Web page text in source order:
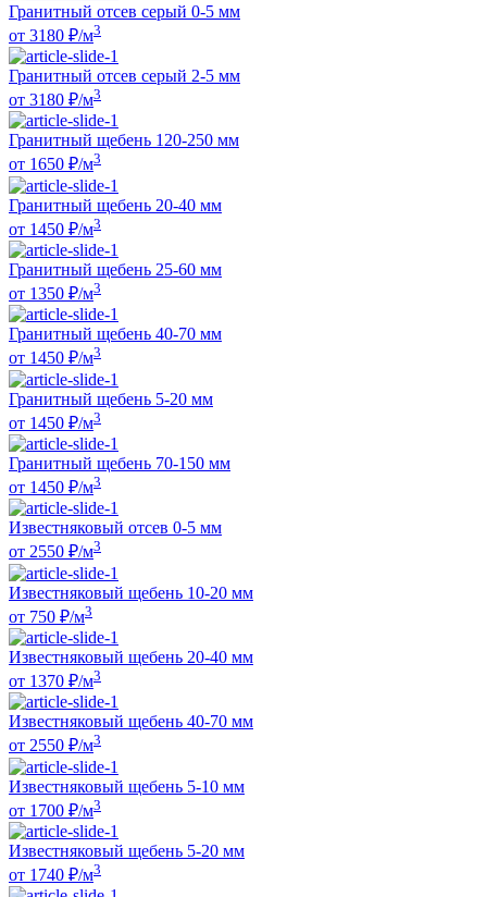
Гранитный отсев серый 0-5 мм
от 3180 ₽/м3
Гранитный отсев серый 2-5 мм
от 3180 ₽/м3
Гранитный щебень 120-250 мм
от 1650 ₽/м3
Гранитный щебень 20-40 мм
от 1450 ₽/м3
Гранитный щебень 25-60 мм
от 1350 ₽/м3
Гранитный щебень 40-70 мм
от 1450 ₽/м3
Гранитный щебень 5-20 мм
от 1450 ₽/м3
Гранитный щебень 70-150 мм
от 1450 ₽/м3
Известняковый отсев 0-5 мм
от 2550 ₽/м3
Известняковый щебень 10-20 мм
от 750 ₽/м3
Известняковый щебень 20-40 мм
от 1370 ₽/м3
Известняковый щебень 40-70 мм
от 2550 ₽/м3
Известняковый щебень 5-10 мм
от 1700 ₽/м3
Известняковый щебень 5-20 мм
от 1740 ₽/м3